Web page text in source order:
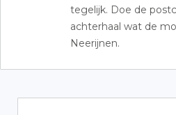
tegelijk. Doe de
achterhaal wat de
Neerijnen.